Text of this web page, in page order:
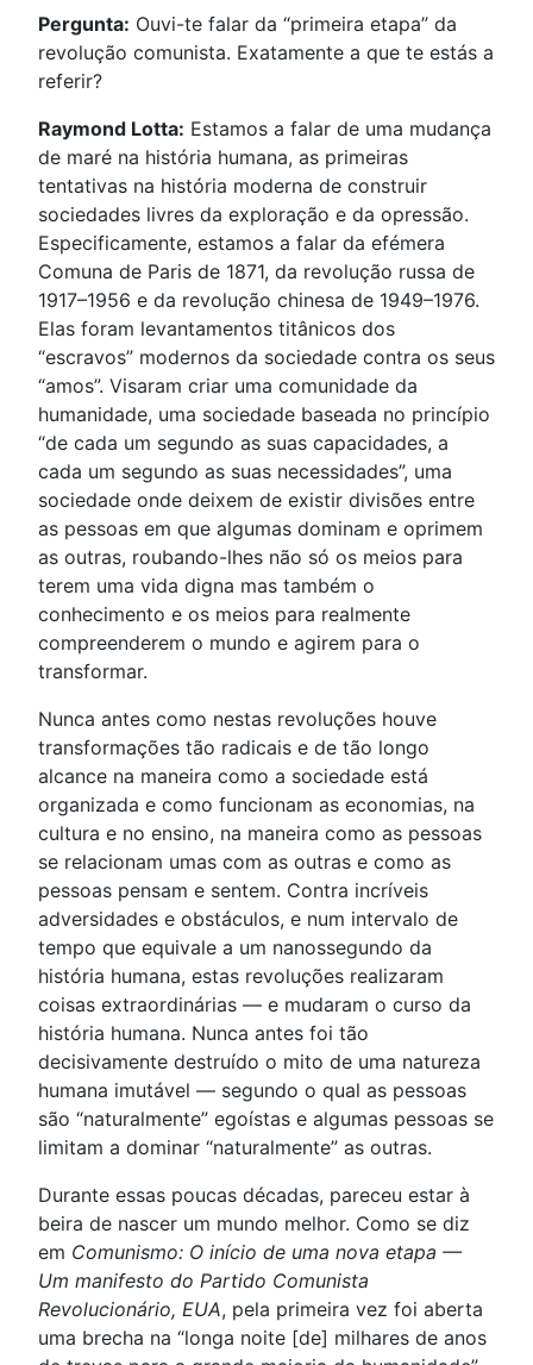
Pergunta: Ouvi-te falar da “primeira etapa” da
revolução comunista. Exatamente a que te estás a
referir?
Raymond Lotta: Estamos a falar de uma mudança
de maré na história humana, as primeiras
tentativas na história moderna de construir
sociedades livres da exploração e da opressão.
Especificamente, estamos a falar da efémera
Comuna de Paris de 1871, da revolução russa de
1917–1956 e da revolução chinesa de 1949–1976.
Elas foram levantamentos titânicos dos
“escravos” modernos da sociedade contra os seus
“amos”. Visaram criar uma comunidade da
humanidade, uma sociedade baseada no princípio
“de cada um segundo as suas capacidades, a
cada um segundo as suas necessidades”, uma
sociedade onde deixem de existir divisões entre
as pessoas em que algumas dominam e oprimem
as outras, roubando-lhes não só os meios para
terem uma vida digna mas também o
conhecimento e os meios para realmente
compreenderem o mundo e agirem para o
transformar.
Nunca antes como nestas revoluções houve
transformações tão radicais e de tão longo
alcance na maneira como a sociedade está
organizada e como funcionam as economias, na
cultura e no ensino, na maneira como as pessoas
se relacionam umas com as outras e como as
pessoas pensam e sentem. Contra incríveis
adversidades e obstáculos, e num intervalo de
tempo que equivale a um nanossegundo da
história humana, estas revoluções realizaram
coisas extraordinárias — e mudaram o curso da
história humana. Nunca antes foi tão
decisivamente destruído o mito de uma natureza
humana imutável — segundo o qual as pessoas
são “naturalmente” egoístas e algumas pessoas se
limitam a dominar “naturalmente” as outras.
Durante essas poucas décadas, pareceu estar à
beira de nascer um mundo melhor. Como se diz
em Comunismo: O início de uma nova etapa —
Um manifesto do Partido Comunista
Revolucionário, EUA, pela primeira vez foi aberta
uma brecha na “longa noite [de] milhares de anos